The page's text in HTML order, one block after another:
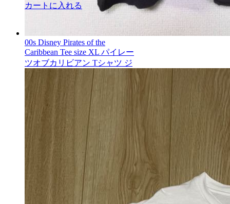
00s Disney Pirates of the
Caribbean Tee size XL パイレー
ツオブカリビアン Tシャツ ジ
ョニーデップ
税込
7,350
円
カートに入れる
カートに入れる